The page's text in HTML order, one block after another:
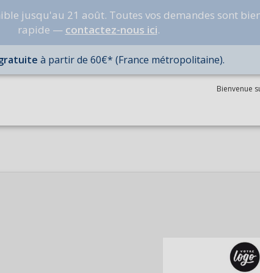
jusqu'au 21 août. Toutes vos demandes sont
rapide — contactez-nous ici.
à partir de 60€* (France métropolitaine).
Bienvenue